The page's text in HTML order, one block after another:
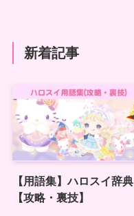
新着記事
【用語集】ハロスイ辞典
【攻略・裏技】